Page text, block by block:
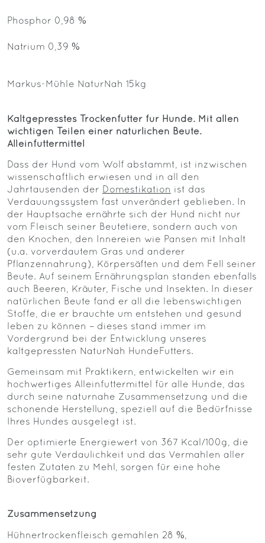
Phosphor 0,98 %
Natrium 0,39 %
Markus-Mühle NaturNah 15kg
Kaltgepresstes Trockenfutter für Hunde. Mit allen
wichtigen Teilen einer natürlichen Beute.
Alleinfuttermittel
Dass der Hund vom Wolf abstammt, ist inzwischen
wissenschaftlich erwiesen und in all den
Jahrtausenden der
Domestikation ist das
Verdauungssystem fast unverändert geblieben. In
der Hauptsache ernährte sich der Hund nicht nur
vom Fleisch seiner Beutetiere, sondern auch von
den Knochen, den Innereien wie Pansen mit Inhalt
(u.a. vorverdautem Gras und anderer
Pflanzennahrung), Körpersäften und dem Fell seiner
Beute. Auf seinem Ernährungsplan standen ebenfalls
auch Beeren, Kräuter, Fische und Insekten. In dieser
natürlichen Beute fand er all die lebenswichtigen
Stoffe, die er brauchte um entstehen und gesund
leben zu können – dieses stand immer im
Vordergrund bei der Entwicklung unseres
kaltgepressten NaturNah HundeFutters.
Gemeinsam mit Praktikern, entwickelten wir ein
hochwertiges Alleinfuttermittel für alle Hunde, das
durch seine naturnahe Zusammensetzung und die
schonende Herstellung, speziell auf die Bedürfnisse
Ihres Hundes ausgelegt ist.
Der optimierte Energiewert von 367 Kcal/100g, die
sehr gute Verdaulichkeit und das Vermahlen aller
festen Zutaten zu Mehl, sorgen für eine hohe
Bioverfügbarkeit.
Zusammensetzung
Hühnertrockenfleisch gemahlen 28 %,